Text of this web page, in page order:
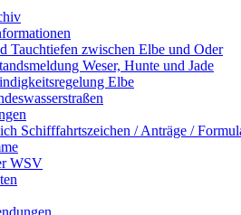
Tauchtiefen zwischen Elbe und Oder
Weser, Hunte und Jade
Elbe
Schifffahrtszeichen / Anträge /
WSV